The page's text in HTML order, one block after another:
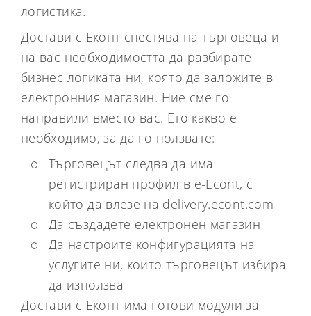
логистика.
Достави с Еконт спестява на търговеца и
на вас необходимостта да разбирате
бизнес логиката ни, която да заложите в
електронния магазин. Ние сме го
направили вместо вас. Ето какво е
необходимо, за да го ползвате:
Търговецът следва да има
регистриран профил в e-Econt, с
който да влезе на delivery.econt.com
Да създадете електронен магазин
Да настроите конфигурацията на
услугите ни, които търговецът избира
да използва
Достави с Еконт има готови модули за